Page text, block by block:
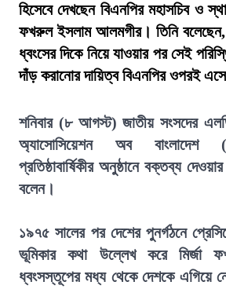
হিসেবে দেখছেন বিএনপির মহাসচিব ও
ফখরুল ইসলাম আলমগীর। তিনি
ধ্বংসের দিকে নিয়ে যাওয়ার পর সেই
দাঁড় করানোর দায়িত্ব বিএনপির ওপরই
শনিবার (৮ আগস্ট) জাতীয় সংসদের
অ্যাসোসিয়েশন অব বাংলাদেশ
প্রতিষ্ঠাবার্ষিকীর অনুষ্ঠানে বক্তব্য
বলেন।
১৯৭৫ সালের পর দেশের পুনর্গঠনে
ভূমিকার কথা উল্লেখ করে মির্জা
ধ্বংসস্তূপের মধ্য থেকে দেশকে এগিয়ে